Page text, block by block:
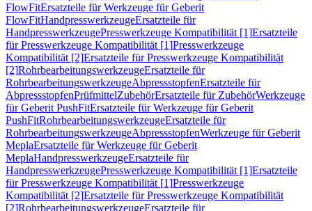
FlowFitErsatzteile für Werkzeuge für Geberit
FlowFitHandpresswerkzeugeErsatzteile für
HandpresswerkzeugePresswerkzeuge Kompatibilität [1]Ersatzteile
für Presswerkzeuge Kompatibilität [1]Presswerkzeuge
Kompatibilität [2]Ersatzteile für Presswerkzeuge Kompatibilität
[2]RohrbearbeitungswerkzeugeErsatzteile für
RohrbearbeitungswerkzeugeAbpressstopfenErsatzteile für
AbpressstopfenPrüfmittelZubehörErsatzteile für ZubehörWerkzeuge
für Geberit PushFitErsatzteile für Werkzeuge für Geberit
PushFitRohrbearbeitungswerkzeugeErsatzteile für
RohrbearbeitungswerkzeugeAbpressstopfenWerkzeuge für Geberit
MeplaErsatzteile für Werkzeuge für Geberit
MeplaHandpresswerkzeugeErsatzteile für
HandpresswerkzeugePresswerkzeuge Kompatibilität [1]Ersatzteile
für Presswerkzeuge Kompatibilität [1]Presswerkzeuge
Kompatibilität [2]Ersatzteile für Presswerkzeuge Kompatibilität
[2]RohrbearbeitungswerkzeugeErsatzteile für